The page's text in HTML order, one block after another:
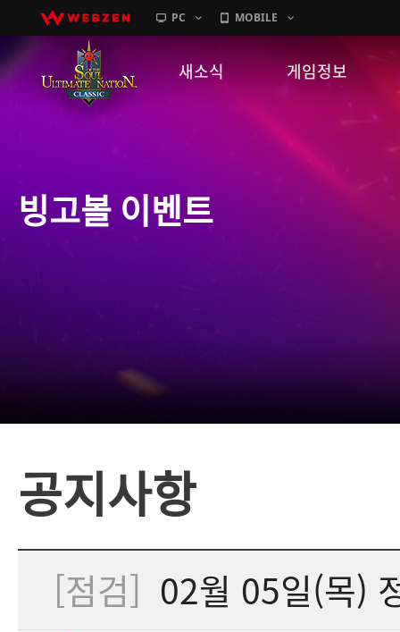
PC MOBILE
새소식
GM노트
게임정보
캐릭터소개
빙고볼 이벤트
공지사항
[점검] 02월 05일(목)